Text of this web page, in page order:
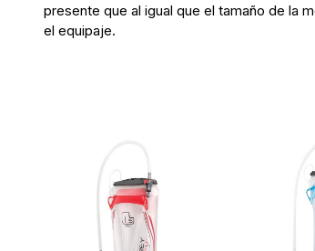
presente que al igual que el tamaño de la
el equipaje.